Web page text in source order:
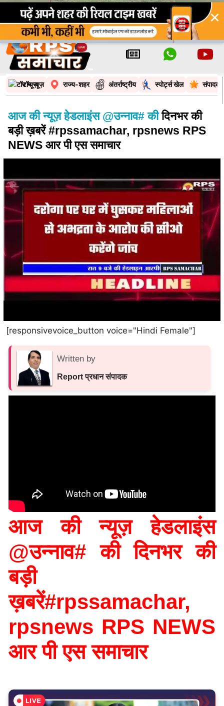
×
टॉप न्यूज़ राज्य-शहर अंतर्राष्ट्रीय स्पोर्ट्स खेल
आज की न्यूज़ हेडलाइंस @उन्नाव# कीदिनभर की
बड़ी ख़बरें #rpssamachar, rpsnews RPS
NEWS आर पी एस समाचार
[responsivevoice_button voice="Hindi Female"]
Written by
Report प्रधान संपादक
आज की न्यूज़ हेडलाइंस
@उन्नाव# की दिनभर की
बड़ी
ख़बरें#rpssamachar,
rpsnews RPS NEWS
आर पी एस समाचार